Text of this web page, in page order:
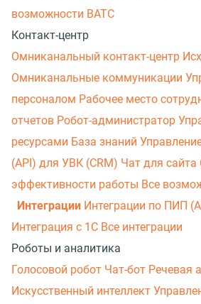
возможности ВАТС
Контакт-центр
Омниканальный контакт-центр
Омниканальные коммуникации
персоналом Рабочее место
отчетов Робот-администратор
ресурсами База знаний
(API) для УВК (CRM) Чат для сайта
эффективности работы Все
Интеграции Интеграции по ПИП
Интеграция с 1С Все интеграции
Роботы и аналитика
Голосовой робот Чат-бот Речевая
Искусственный интеллект